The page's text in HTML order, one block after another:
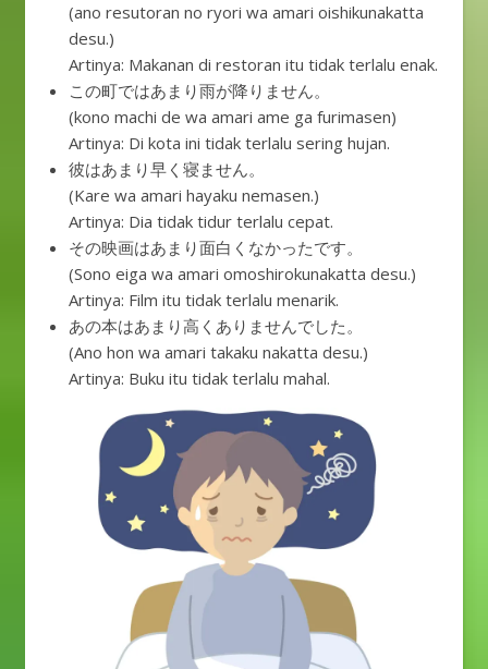
(ano resutoran no ryori wa amari oishikunakatta
desu.)
Artinya: Makanan di restoran itu tidak terlalu enak.
この町ではあまり雨が降りません。
(kono machi de wa amari ame ga furimasen)
Artinya: Di kota ini tidak terlalu sering hujan.
彼はあまり早く寝ません。
(Kare wa amari hayaku nemasen.)
Artinya: Dia tidak tidur terlalu cepat.
その映画はあまり面白くなかったです。
(Sono eiga wa amari omoshirokunakatta desu.)
Artinya: Film itu tidak terlalu menarik.
あの本はあまり高くありませんでした。
(Ano hon wa amari takaku nakatta desu.)
Artinya: Buku itu tidak terlalu mahal.